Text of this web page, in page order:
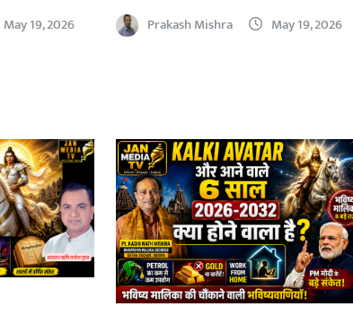
May 19, 2026 Prakash Mishra May 19, 2026